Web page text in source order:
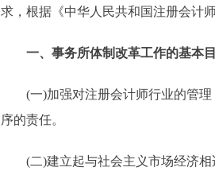
求，根据《中华人民共和国注册会计
一、事务所体制改革工作的基本
(一)加强对注册会计师行业的管理
序的责任。
(二)建立起与社会主义市场经济相